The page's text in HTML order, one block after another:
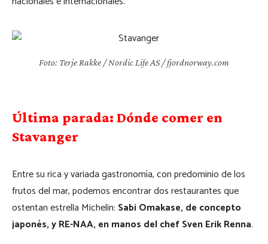
Foto: Terje Rakke / Nordic Life AS / fjordnorway.com
Última parada: Dónde comer en
Stavanger
Entre su rica y variada gastronomía, con predominio de los
frutos del mar, podemos encontrar dos restaurantes que
ostentan estrella Michelin: Sabi Omakase, de concepto
japonés, y RE-NAA, en manos del chef Sven Erik Renna.